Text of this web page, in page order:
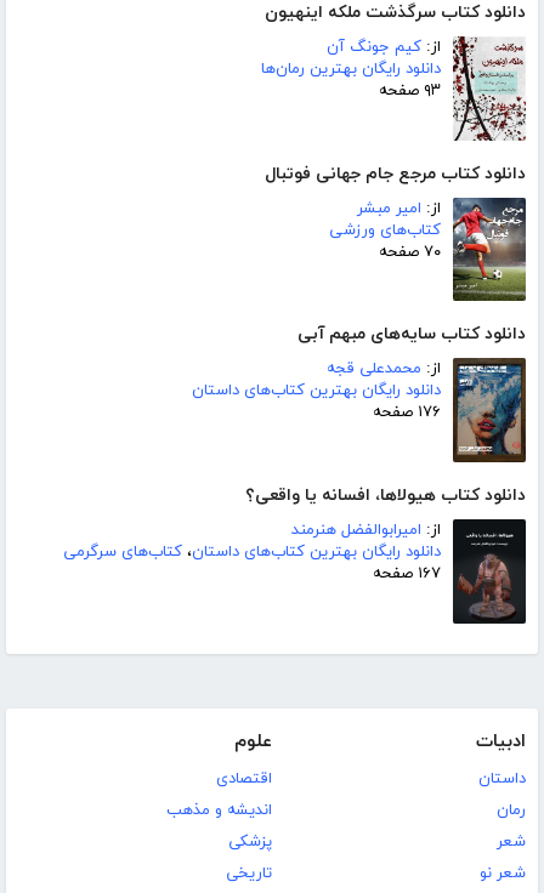
دانلود کتاب سرگذشت ملکه اینهیون
از: کیم جونگ آن
دانلود رایگان بهترین رمان‌ها
۹۳ صفحه
دانلود کتاب مرجع جام جهانی فوتبال
از: امیر مبشر
کتاب‌های ورزشی
۷۰ صفحه
دانلود کتاب سایه‌های مبهم آبی
از: محمدعلی قجه
دانلود رایگان بهترین کتاب‌های داستان
۱۷۶ صفحه
دانلود کتاب هیولاها، افسانه یا واقعی؟
از: امیرابوالفضل هنرمند
دانلود رایگان بهترین کتاب‌های داستان، کتاب‌های سرگرمی
۱۶۷ صفحه
ادبیات
داستان
رمان
شعر
شعر نو
علوم
اقتصادی
اندیشه و مذهب
پزشکی
تاریخی